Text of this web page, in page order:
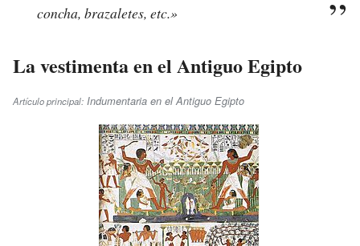
concha, brazaletes, etc.»
La vestimenta en el Antiguo Egipto
Artículo principal: Indumentaria en el Antiguo Egipto